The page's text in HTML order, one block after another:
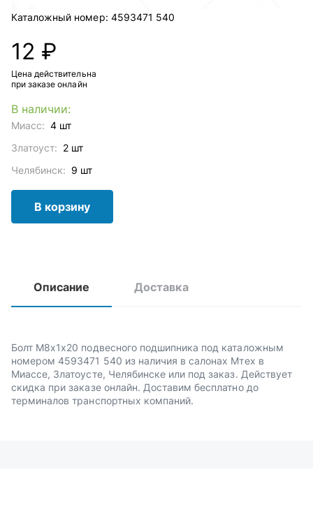
Каталожный номер: 4593471 540
12 ₽
Цена действительна
при заказе онлайн
В наличии:
Миасс: 4 шт
Златоуст: 2 шт
Челябинск: 9 шт
В корзину
Описание Доставка
Болт М8х1х20 подвесного подшипника под каталожным
номером 4593471 540 из наличия в салонах Мтех в
Миассе, Златоусте, Челябинске или под заказ. Действует
скидка при заказе онлайн. Доставим бесплатно до
терминалов транспортных компаний.